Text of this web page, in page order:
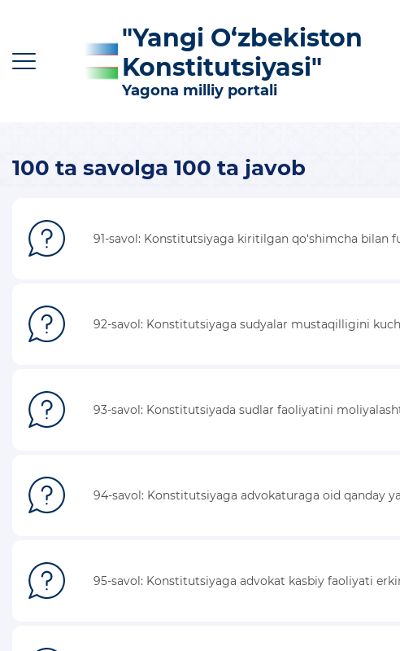
Ўз
KONSTITUTSIYAGA KIRITILGAN ASOSIY
O‘ZGARTIRISHLAR
FOYDALI MA'LUMOTLAR VA QO'LLANMALAR
KONSTITUTSIYAVIY LUG’AT
MAXFIYLIK SIYOSATI
"Yangi O‘zbekiston
Konstitutsiyasi"
Yagona milliy portali
100 ta savolga 100 ta javob
91-savol: Konstitutsiyaga kiritilgan qo‘shimcha
92-savol: Konstitutsiyaga sudyalar mustaqilligini
93-savol: Konstitutsiyada sudlar faoliyatini
94-savol: Konstitutsiyaga advokaturaga oid qanday
95-savol: Konstitutsiyaga advokat kasbiy faoliyati